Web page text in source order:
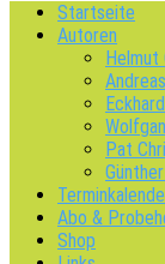
Startseite
Autoren
Helmut
Pat
Abo &
Shop